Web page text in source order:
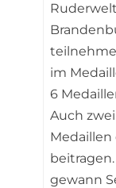
im
6
Auch
Medaillen
gewann